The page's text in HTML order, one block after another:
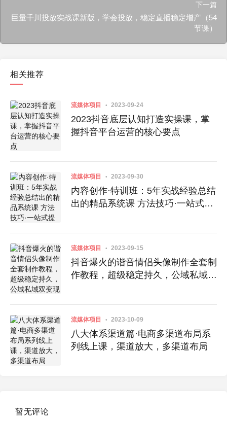
下一篇
巨量千川投放实战课新版，学会投放，稳定直播稳定增产（54
节课）
相关推荐
流媒体项目 2023-09-24
2023抖音底层认知打造实操课，掌
握抖音平台运营的核心要点
流媒体项目 2023-09-30
内容创作·特训班：5年实战经验总结
出的精品系统课 方法技巧·一站式提
流媒体项目 2023-09-15
抖音爆火的谐音情侣头像制作全套制
作教程，超级稳定持久，公域私域双
流媒体项目 2023-10-09
八大体系渠道篇·电商多渠道布局系
列线上课，渠道放大，多渠道布局
暂无评论